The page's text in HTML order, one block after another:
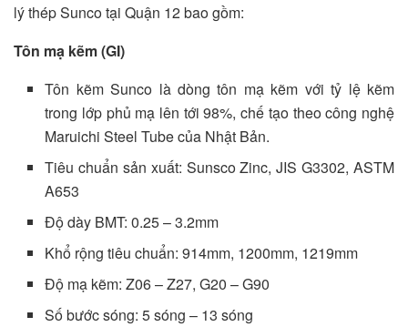
lý thép Sunco tại Quận 12 bao gồm:
Tôn mạ kẽm (GI)
Tôn kẽm Sunco là dòng tôn mạ kẽm với tỷ lệ kẽm
trong lớp phủ mạ lên tới 98%, chế tạo theo công nghệ
Maruichi Steel Tube của Nhật Bản.
Tiêu chuẩn sản xuất: Sunsco Zinc, JIS G3302, ASTM
A653
Độ dày BMT: 0.25 – 3.2mm
Khổ rộng tiêu chuẩn: 914mm, 1200mm, 1219mm
Độ mạ kẽm: Z06 – Z27, G20 – G90
Số bước sóng: 5 sóng – 13 sóng